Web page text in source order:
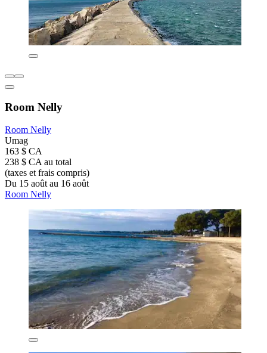
Room Nelly
Room Nelly
Umag
163 $ CA
238 $ CA au total
(taxes et frais compris)
Du 15 août au 16 août
Room Nelly